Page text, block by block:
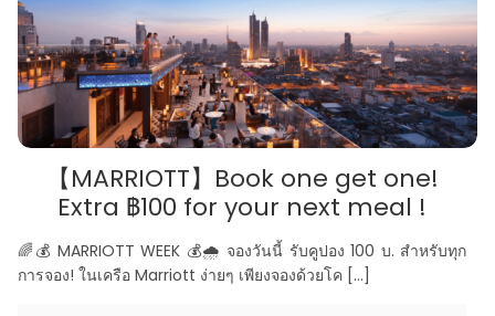
【MARRIOTT】Book one get one!
Extra ฿100 for your next meal !
🌈💰 MARRIOTT WEEK 💰🌧 จองวันนี้ รับคูปอง 100 บ. สำหรับทุก
การจอง! ในเครือ Marriott ง่ายๆ เพียงจองด้วยโค […]